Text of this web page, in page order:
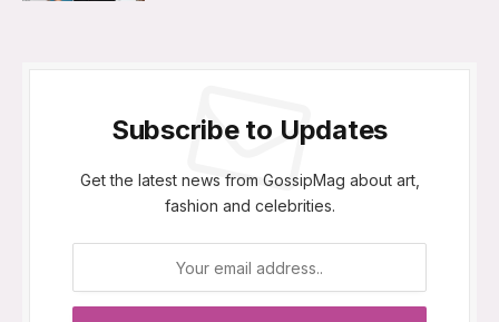
Subscribe to Updates
Get the latest news from GossipMag about art,
fashion and celebrities.